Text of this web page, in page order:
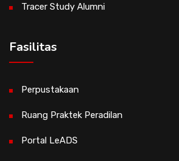
Tracer Study Alumni
Fasilitas
Perpustakaan
Ruang Praktek Peradilan
Portal LeADS